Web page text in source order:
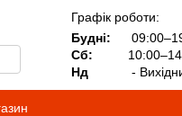
Графік роботи:
Будні:
Сб:
Нд
-